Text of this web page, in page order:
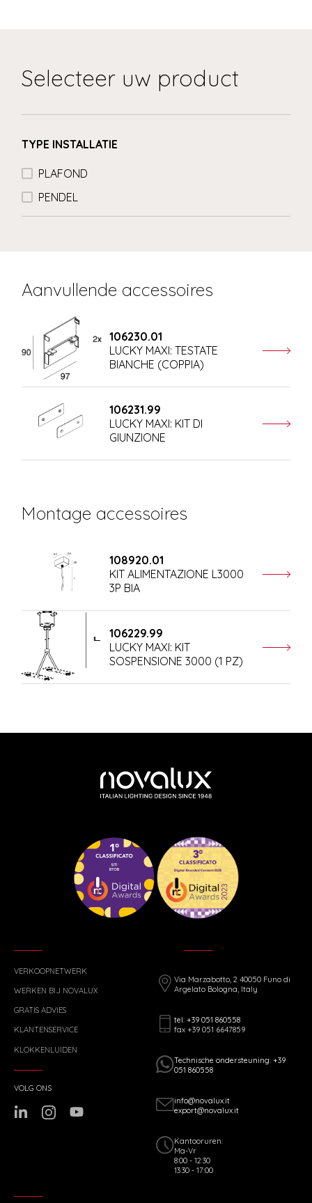
Selecteer uw product
TYPE INSTALLATIE
PLAFOND
PENDEL
Aanvullende accessoires
106230.01
LUCKY MAXI: TESTATE
BIANCHE (COPPIA)
106231.99
LUCKY MAXI: KIT DI
GIUNZIONE
Montage accessoires
108920.01
KIT ALIMENTAZIONE L3000
3P BIA
106229.99
LUCKY MAXI: KIT
SOSPENSIONE 3000 (1 PZ)
VERKOOPNETWERK
WERKEN BIJ NOVALUX
GRATIS ADVIES
KLANTENSERVICE
KLOKKENLUIDEN
Via Marzabotto, 2 40050 Funo di
Argelato Bologna, Italy
tel: +39 051 860558
fax +39 051 6647859
Technische ondersteuning: +39
051 860558
info@novalux.it
export@novalux.it
Kantooruren:
Ma-Vr
8:00 - 12:30
13:30 - 17:00
VOLG ONS